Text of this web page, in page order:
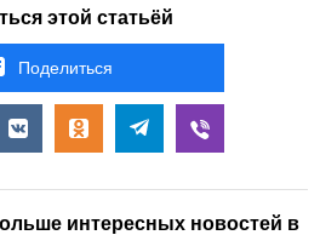
этой статьёй
Поделиться
интересных новостей в